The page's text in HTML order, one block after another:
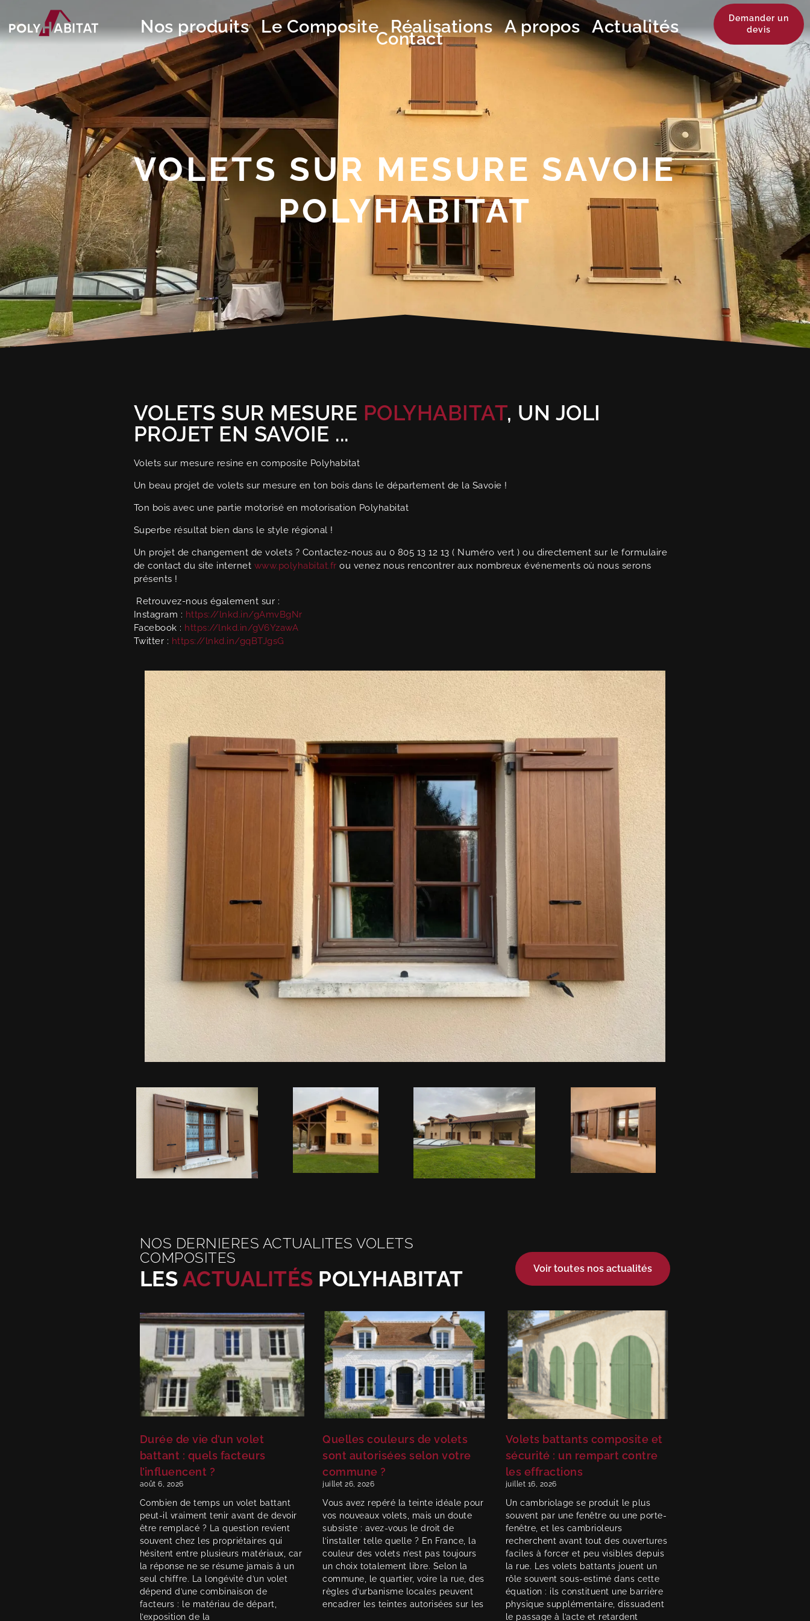
Nos produits Le Composite Réalisations A propos Actualités
Contact
Demander un
devis
VOLETS SUR MESURE SAVOIE
POLYHABITAT
VOLETS SUR MESURE POLYHABITAT, UN JOLI
PROJET EN SAVOIE ...
Volets sur mesure resine en composite Polyhabitat
Un beau projet de volets sur mesure en ton bois dans le département de la Savoie !
Ton bois avec une partie motorisé en motorisation Polyhabitat
Superbe résultat bien dans le style régional !
Un projet de changement de volets ? Contactez-nous au 0 805 13 12 13 ( Numéro vert ) ou directement sur le formulaire
de contact du site internet www.polyhabitat.fr ou venez nous rencontrer aux nombreux événements où nous serons
présents !
Retrouvez-nous également sur :
Instagram : https://lnkd.in/gAmvBgNr
Facebook : https://lnkd.in/gV6YzawA
Twitter : https://lnkd.in/gqBTJgsG
NOS DERNIERES ACTUALITES VOLETS
COMPOSITES
LESACTUALITÉS POLYHABITAT Voir toutes nos actualités
Durée de vie d’un volet
battant : quels facteurs
l’influencent ?
août 6, 2026
Combien de temps un volet battant
peut-il vraiment tenir avant de devoir
être remplacé ? La question revient
souvent chez les propriétaires qui
hésitent entre plusieurs matériaux, car
la réponse ne se résume jamais à un
seul chiffre. La longévité d’un volet
dépend d’une combinaison de
facteurs : le matériau de départ,
l’exposition de la
Quelles couleurs de volets
sont autorisées selon votre
commune ?
juillet 26, 2026
Vous avez repéré la teinte idéale pour
vos nouveaux volets, mais un doute
subsiste : avez-vous le droit de
l’installer telle quelle ? En France, la
couleur des volets n’est pas toujours
un choix totalement libre. Selon la
commune, le quartier, voire la rue, des
règles d’urbanisme locales peuvent
encadrer les teintes autorisées sur les
Volets battants composite et
sécurité : un rempart contre
les effractions
juillet 16, 2026
Un cambriolage se produit le plus
souvent par une fenêtre ou une porte-
fenêtre, et les cambrioleurs
recherchent avant tout des ouvertures
faciles à forcer et peu visibles depuis
la rue. Les volets battants jouent un
rôle souvent sous-estimé dans cette
équation : ils constituent une barrière
physique supplémentaire, dissuadent
le passage à l’acte et retardent